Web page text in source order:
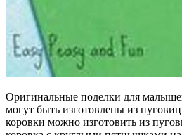
Оригинальные поделки для
могут быть изготовлены из
коровки можно изготовить из